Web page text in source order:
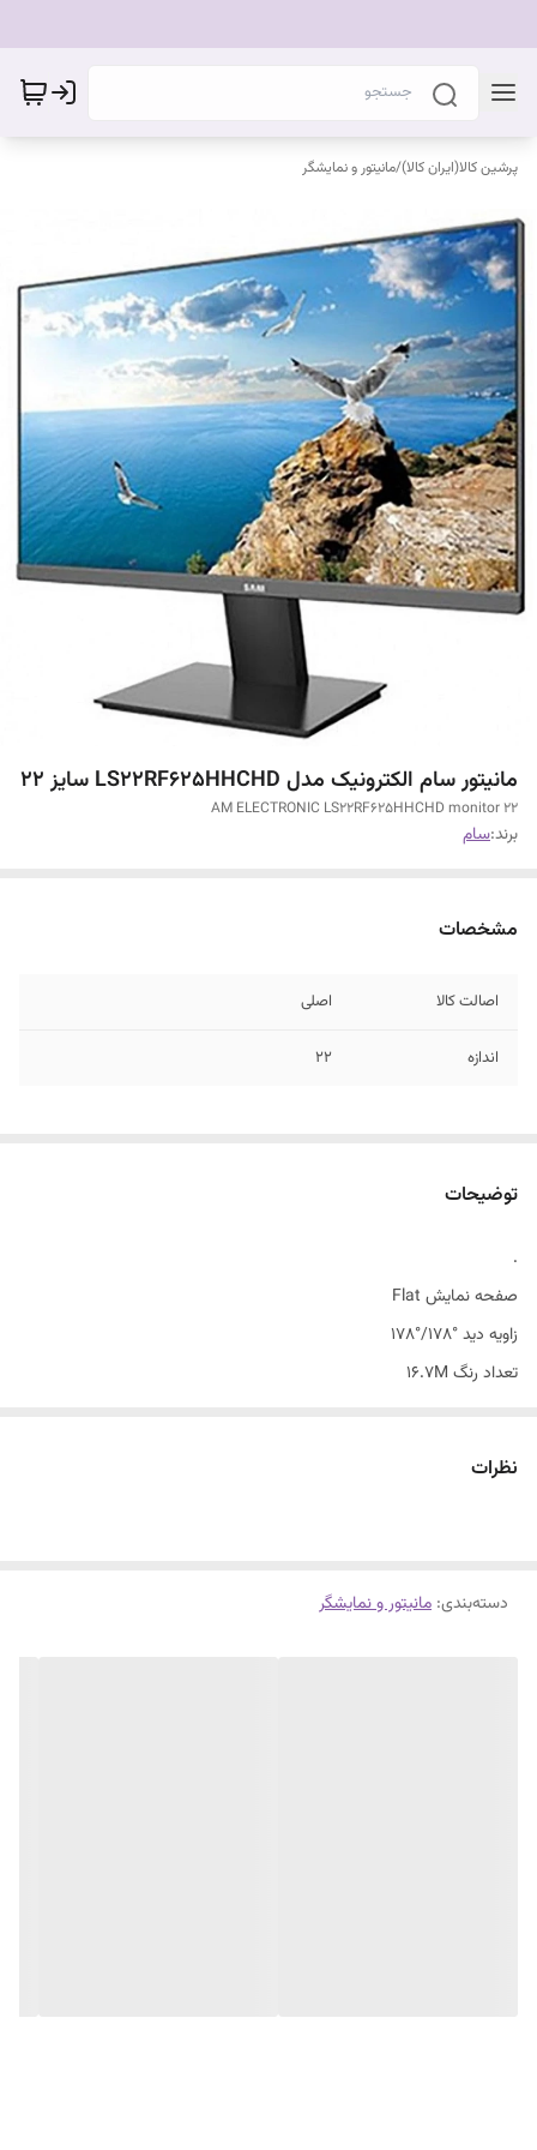
پرشین کالا(ایران کالا)/مانیتور و نمایشگر
مانیتور سام الکترونیک مدل LS22RF625HHCHD سایز 22
AM ELECTRONIC LS22RF625HHCHD monitor 22
برند:سام
مشخصات
اصالت کالا اصلی
اندازه 22
توضیحات
.
صفحه نمایش Flat
زاویه دید °178/°178
تعداد رنگ 16.7M
نظرات
دسته‌بندی: مانیتور و نمایشگر